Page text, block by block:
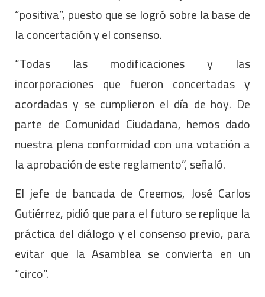
“positiva”, puesto que se logró sobre la base de
la concertación y el consenso.
“Todas las modificaciones y las
incorporaciones que fueron concertadas y
acordadas y se cumplieron el día de hoy. De
parte de Comunidad Ciudadana, hemos dado
nuestra plena conformidad con una votación a
la aprobación de este reglamento”, señaló.
El jefe de bancada de Creemos, José Carlos
Gutiérrez, pidió que para el futuro se replique la
práctica del diálogo y el consenso previo, para
evitar que la Asamblea se convierta en un
“circo”.